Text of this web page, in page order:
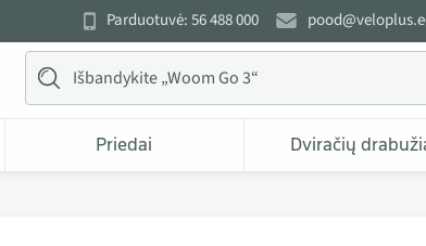
Parduotuvė: 56 488 000
Priedai Dviračių